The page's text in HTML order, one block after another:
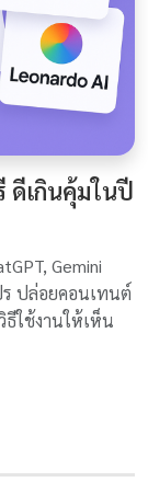
ดีเกินคุ้มในปี
Gemini
ปล่อยคอนเทนต์
ธีใช้งานให้เห็น